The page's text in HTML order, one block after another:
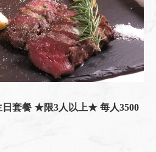
日套餐 ★限3人以上★ 每人3500